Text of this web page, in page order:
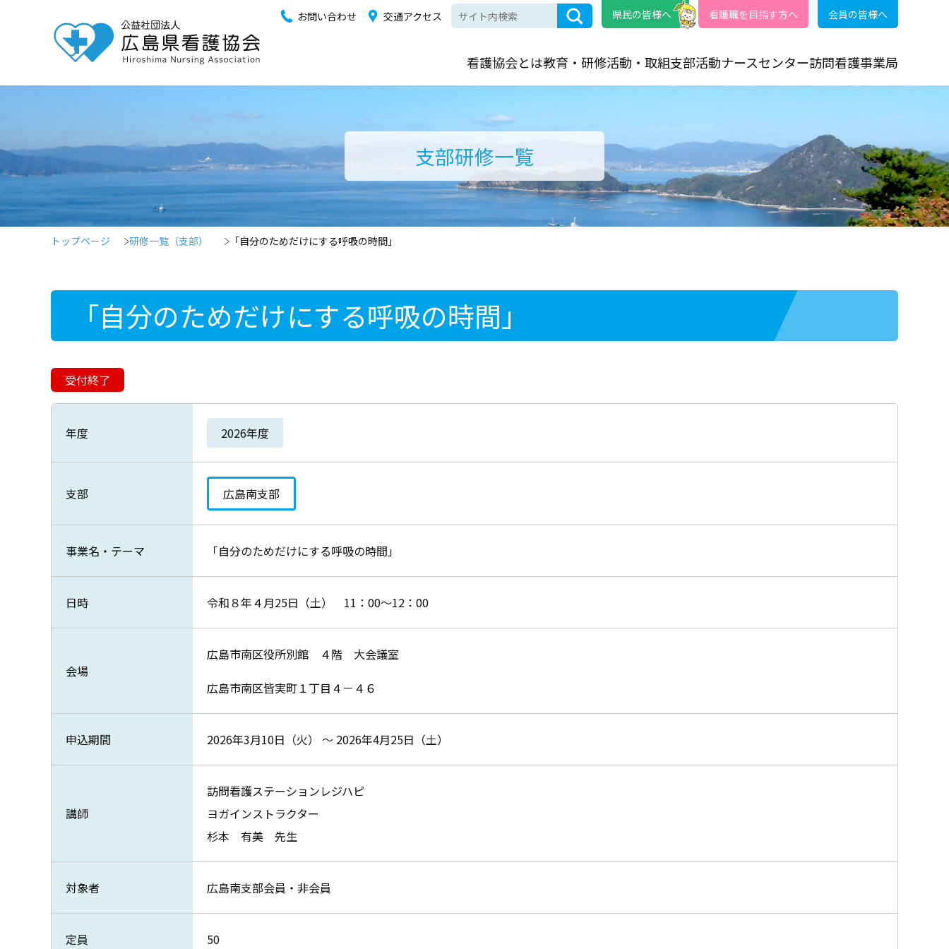
お問い合わせ 交通アクセス 県民の皆様へ 看護職を目指す方へ 会員の皆様へ
看護協会とは教育・研修活動・取組支部活動ナースセンター訪問看護事業局
支部研修一覧
トップページ 研修一覧（支部） 「自分のためだけにする呼吸の時間」
「自分のためだけにする呼吸の時間」
受付終了
年度 2026年度
支部 広島南支部
事業名・テーマ 「自分のためだけにする呼吸の時間」
日時 令和８年４月25日（土） 11：00～12：00
会場
広島市南区役所別館 ４階 大会議室
広島市南区皆実町１丁目４－４６
申込期間 2026年3月10日（火） ～ 2026年4月25日（土）
講師
訪問看護ステーションレジハピ
ヨガインストラクター
杉本 有美 先生
対象者 広島南支部会員・非会員
定員 50